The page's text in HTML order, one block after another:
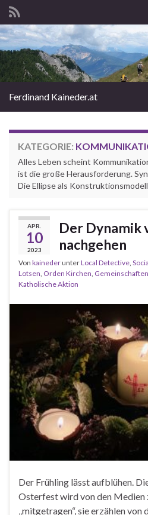
Search for:
Ferdinand Kaineder.at
KATEGORIE:
Alles Leben scheint
ist die große Herausforderung.
Die Ellipse als
APR.
10
2023
Der Dynamik
nachgehen
Von kainederunterLocal Detective
Lotsen Orden Kirchen
Katholische Aktion
Der Frühling lässt aufblühen.
Osterfest wird von den
„mitgetragen“, sie erzählen von